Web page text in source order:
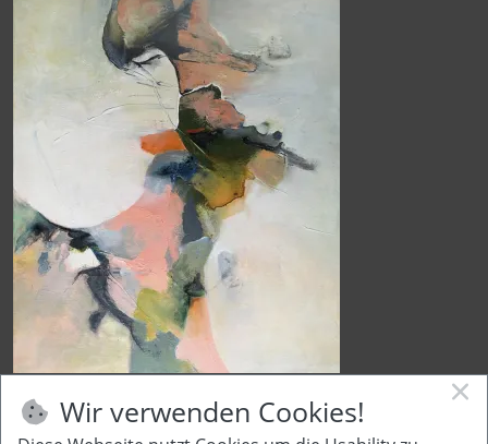
Wir verwenden Cookies!